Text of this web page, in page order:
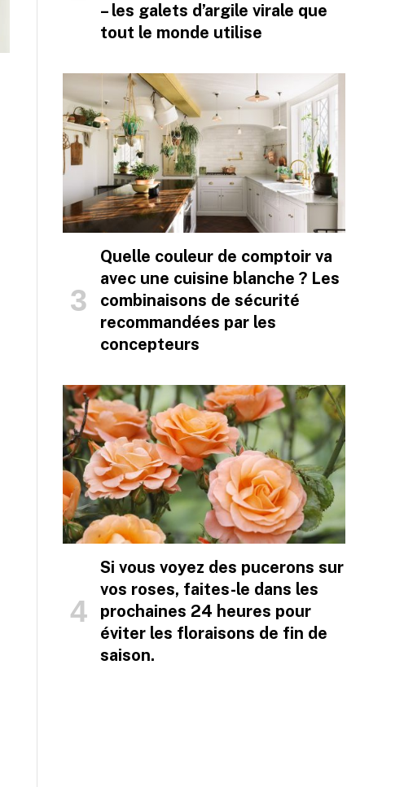
– les galets d’argile virale que
tout le monde utilise
Quelle couleur de comptoir va
avec une cuisine blanche ? Les
combinaisons de sécurité
recommandées par les
concepteurs
Si vous voyez des pucerons sur
vos roses, faites-le dans les
prochaines 24 heures pour
éviter les floraisons de fin de
saison.